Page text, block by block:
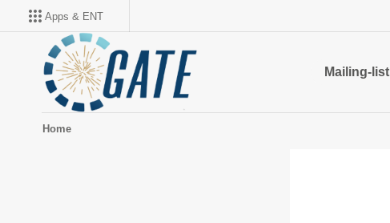
Apps & ENT
Mailing-list
Home